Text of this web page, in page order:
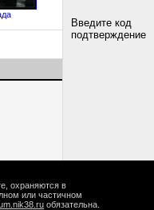
Введите код
подтверждение
охраняются в
или частичном
обязательна.